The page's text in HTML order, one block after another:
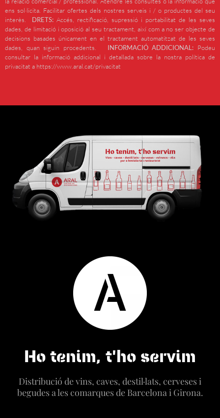
ens sol·licita. Facilitar ofertes dels nostres serveis i / o productes del seu
interès. DRETS: Accés, rectificació, supressió i portabilitat de les seves
dades, de limitació i oposició al seu tractament, així com a no ser objecte de
decisions basades únicament en el tractament automatitzat de les seves
dades, quan siguin procedents. INFORMACIÓ ADDICIONAL: Podeu
consultar la informació addicional i detallada sobre la nostra política de
privacitat a https://www.aral.cat/privacitat
Ho tenim, t'ho servim
Distribució de vins, caves, destil·lats, cerveses i
begudes a les comarques de Barcelona i Girona.